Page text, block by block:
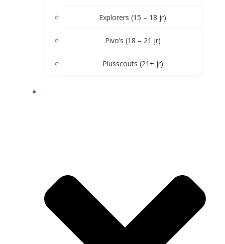
Explorers (15 – 18 jr)
Pivo’s (18 – 21 jr)
Plusscouts (21+ jr)